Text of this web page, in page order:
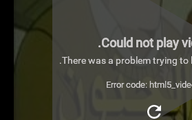
Could not play
There was a problem trying to
Error code: